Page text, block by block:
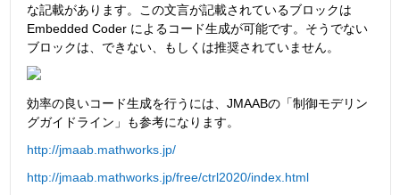
な記載があります。この文言が記載されているブロックは
Embedded Coder によるコード生成が可能です。そうでない
ブロックは、できない、もしくは推奨されていません。
効率の良いコード生成を行うには、JMAABの「制御モデリン
グガイドライン」も参考になります。
http://jmaab.mathworks.jp/
http://jmaab.mathworks.jp/free/ctrl2020/index.html